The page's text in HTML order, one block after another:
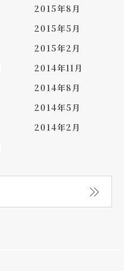
2015年8月
2015年5月
2015年2月
2014年11月
2014年8月
2014年5月
2014年2月